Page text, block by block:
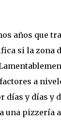
años que
si la zona
a
y días y
pizzería